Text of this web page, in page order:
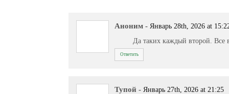
Аноним - Январь 28th, 2026 at
Да таких каждый второй.
Ответить
Тупой - Январь 27th, 2026 at 21:25